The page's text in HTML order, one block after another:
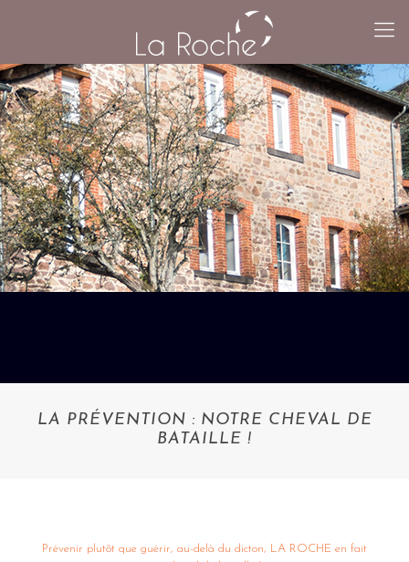
LA PRÉVENTION : NOTRE CHEVAL DE
BATAILLE !
Prévenir plutôt que guérir, au-delà du dicton, LA ROCHE en fait